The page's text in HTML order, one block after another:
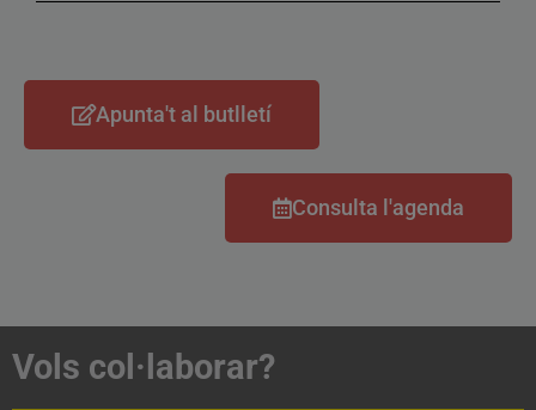
Apunta't al butlletí
Consulta l'agenda
Vols col·laborar?